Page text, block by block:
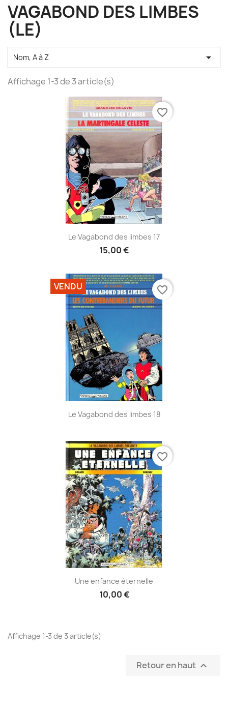
VAGABOND DES LIMBES
(LE)
Nom, A à Z 
Affichage 1-3 de 3 article(s)
Le Vagabond des limbes 17
15,00 €
favorite_border
Le Vagabond des limbes 18
VENDU favorite_border
Une enfance éternelle
10,00 €
favorite_border
Affichage 1-3 de 3 article(s)
Retour en haut 